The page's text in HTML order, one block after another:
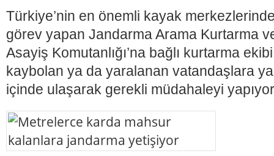
Türkiye’nin en önemli kayak
görev yapan Jandarma Arama Kurtarma
Asayiş Komutanlığı’na bağlı kurtarma
kaybolan ya da yaralanan vatandaşlara
içinde ulaşarak gerekli müdahaleyi